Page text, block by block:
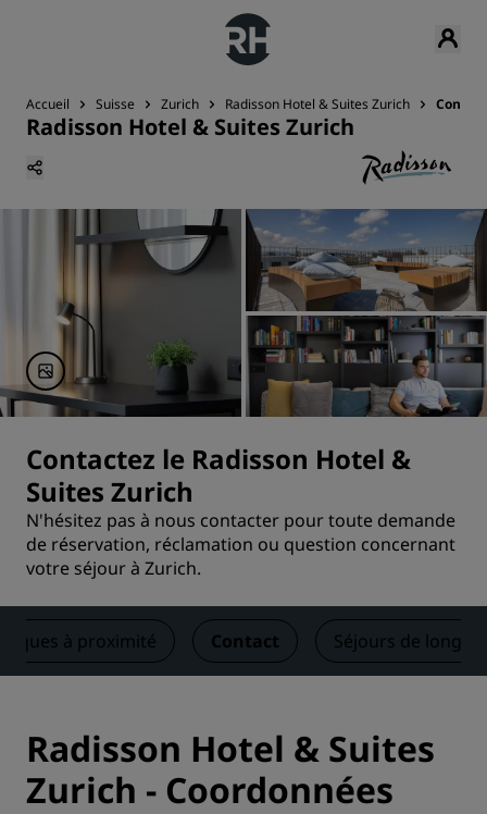
Accueil Suisse Zurich Radisson Hotel & Suites Zurich Contact
Radisson Hotel & Suites Zurich
Contactez le Radisson Hotel &
Suites Zurich
N'hésitez pas à nous contacter pour toute demande
de réservation, réclamation ou question concernant
votre séjour à Zurich.
à proximité Contact Séjours de
Radisson Hotel & Suites
Zurich - Coordonnées